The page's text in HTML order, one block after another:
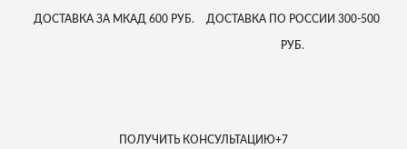
ДОСТАВКА ЗА МКАД 600 РУБ. ДОСТАВКАПО РОССИИ 300-500
РУБ.
ПОЛУЧИТЬ КОНСУЛЬТАЦИЮ+7